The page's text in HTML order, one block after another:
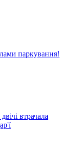
паркування!
втрачала